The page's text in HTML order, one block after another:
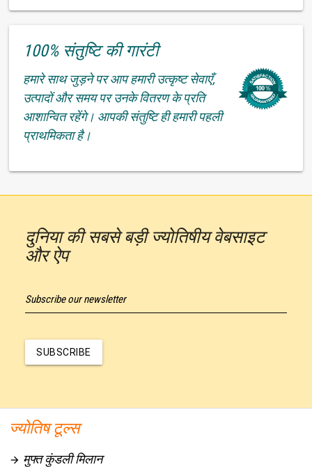
100% संतुष्टि की गारंटी
हमारे साथ जुड़ने पर आप हमारी उत्कृष्ट सेवाएँ,
उत्पादों और समय पर उनके वितरण के प्रति
आशान्वित रहेंगे। आपकी संतुष्टि ही हमारी पहली
प्राथमिकता है।
दुनिया की सबसे बड़ी ज्योतिषीय वेबसाइट
और ऐप
Subscribe our newsletter
SUBSCRIBE
ज्योतिष टूल्स
 मुफ्त कुंडली मिलान